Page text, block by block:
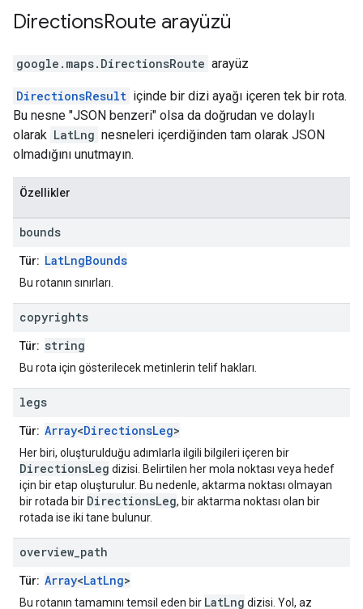
DirectionsRoute arayüzü
google.maps. DirectionsRoute arayüz
DirectionsResult içinde bir dizi ayağı içeren tek bir rota.
Bu nesne "JSON benzeri" olsa da doğrudan ve dolaylı
olarak LatLng nesneleri içerdiğinden tam olarak JSON
olmadığını unutmayın.
Özellikler
bounds
Tür: LatLngBounds
Bu rotanın sınırları.
copyrights
Tür: string
Bu rota için gösterilecek metinlerin telif hakları.
legs
Tür: Array<DirectionsLeg>
Her biri, oluşturulduğu adımlarla ilgili bilgileri içeren bir
DirectionsLeg dizisi. Belirtilen her mola noktası veya hedef
için bir etap oluşturulur. Bu nedenle, aktarma noktası olmayan
bir rotada bir DirectionsLeg, bir aktarma noktası olan bir
rotada ise iki tane bulunur.
overview path
Tür: Array<LatLng>
Bu rotanın tamamını temsil eden bir LatLng dizisi. Yol, az